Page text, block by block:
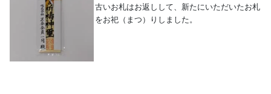
古いお札はお返しして、新たにいただいたお札
をお祀（まつ）りしました。